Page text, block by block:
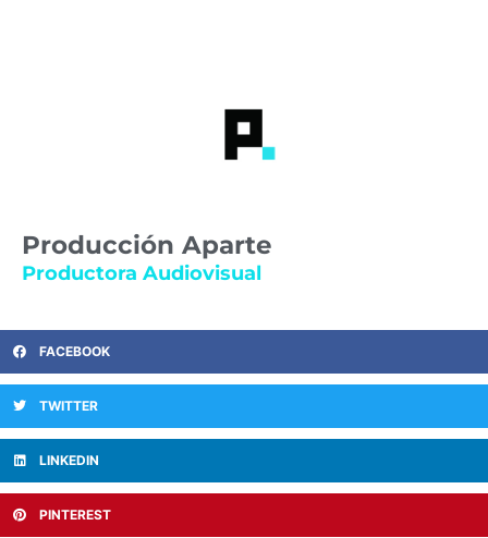
Producción Aparte
Productora Audiovisual
FACEBOOK
TWITTER
LINKEDIN
PINTEREST